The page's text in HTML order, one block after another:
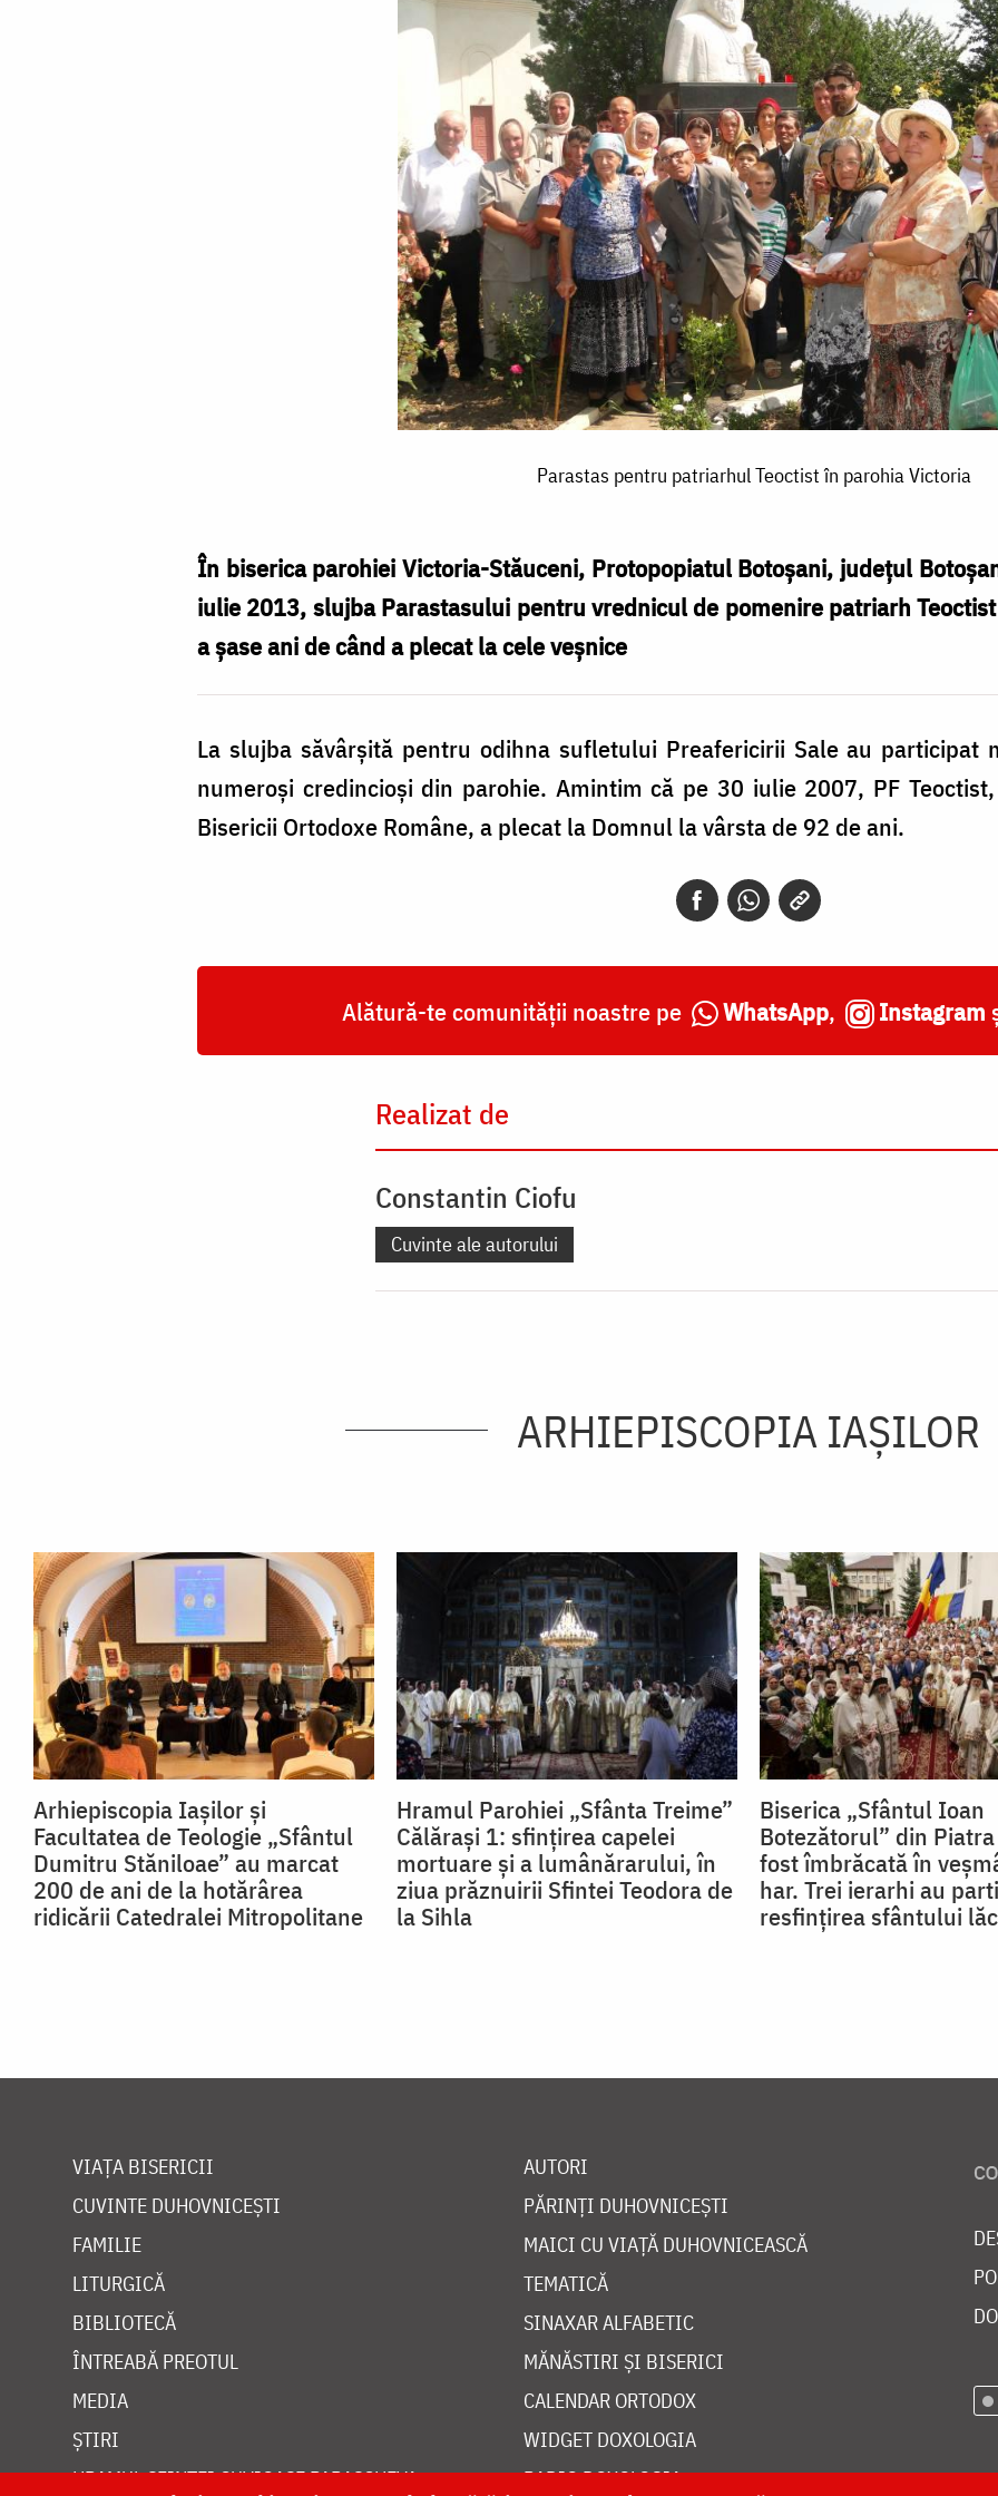
Parastas pentru patriarhul Teoctist în parohia Victoria
În biserica parohiei Victoria-Stăuceni, Protopopiatul Botoşani, judeţul
iulie 2013, slujba Parastasului pentru vrednicul de pomenire patriarh
a şase ani de când a plecat la cele veşnice
La slujba săvârşită pentru odihna sufletului Preafericirii Sale au participat
numeroşi credincioşi din parohie. Amintim că pe 30 iulie 2007, PF
Bisericii Ortodoxe Române, a plecat la Domnul la vârsta de 92 de ani.
Alătură-te comunității noastre pe WhatsApp, Instagram
Realizat de
Constantin Ciofu
Cuvinte ale autorului
ARHIEPISCOPIA IAŞILOR
Arhiepiscopia Iașilor și
Facultatea de Teologie „Sfântul
Dumitru Stăniloae” au marcat
200 de ani de la hotărârea
ridicării Catedralei Mitropolitane
Hramul Parohiei „Sfânta Treime”
Călărași 1: sfințirea capelei
mortuare și a lumânărarului, în
ziua prăznuirii Sfintei Teodora de
la Sihla
Biserica „Sfântul Ioan
Botezătorul” din
fost îmbrăcată în
har. Trei ierarhi au
resfințirea sfântului
VIAȚA BISERICII
CUVINTE DUHOVNICEȘTI
FAMILIE
LITURGICĂ
BIBLIOTECĂ
ÎNTREABĂ PREOTUL
MEDIA
ȘTIRI
HRAMUL SFINTEI CUVIOASE PARASCHEVA
AUTORI
PĂRINȚI DUHOVNICEȘTI
MAICI CU VIAȚĂ DUHOVNICEASCĂ
TEMATICĂ
SINAXAR ALFABETIC
MĂNĂSTIRI ȘI BISERICI
CALENDAR ORTODOX
WIDGET DOXOLOGIA
RADIO DOXOLOGIA